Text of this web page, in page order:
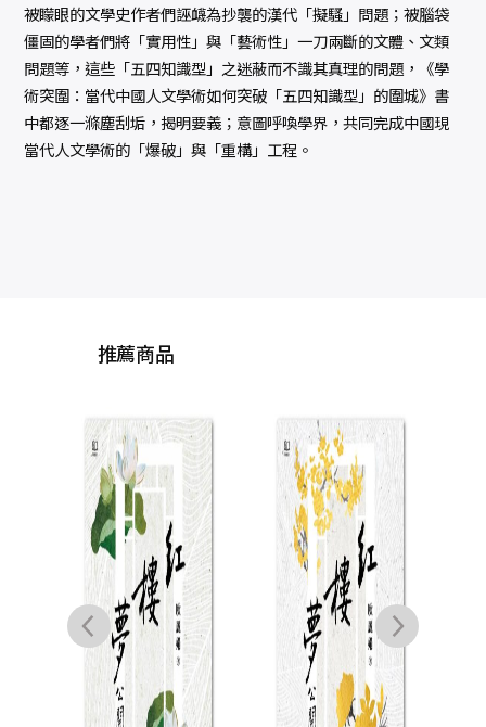
被矇眼的文學史作者們誣衊為抄襲的漢代「擬騷」問題；被腦袋
僵固的學者們將「實用性」與「藝術性」一刀兩斷的文體、文類
問題等，這些「五四知識型」之迷蔽而不識其真理的問題，《學
術突圍：當代中國人文學術如何突破「五四知識型」的圍城》書
中都逐一滌塵刮垢，揭明要義；意圖呼喚學界，共同完成中國現
當代人文學術的「爆破」與「重構」工程。
推薦商品